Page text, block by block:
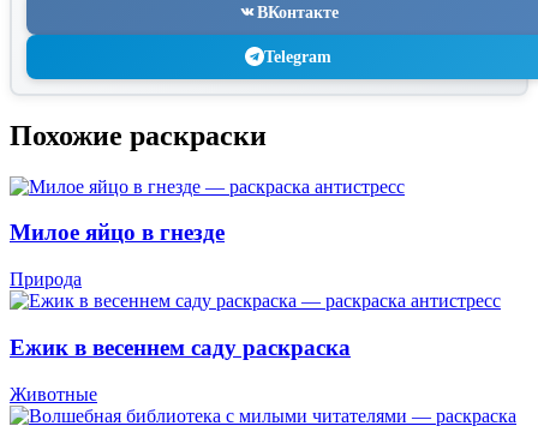
ВКонтакте
Telegram
Похожие раскраски
Милое яйцо в гнезде
Природа
Ежик в весеннем саду раскраска
Животные